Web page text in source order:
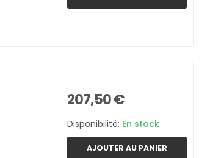
207,50 €
Disponibilité: En stock
AJOUTER AU PANIER